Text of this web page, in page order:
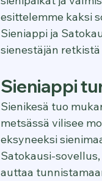
esittelemme kaksi
Sieniappi ja
sienestäjän
Sieniappi
Sienikesä tuo
metsässä vilisee
eksyneeksi
Satokausi-
auttaa